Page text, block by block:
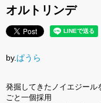
オルトリンデ
by.ぱうら
発掘してきたノイエジール
ごと一個採用